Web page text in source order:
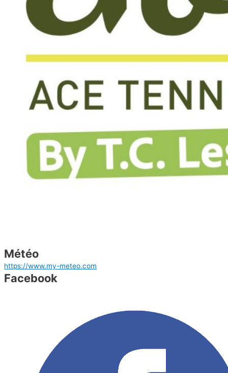
Météo
https://www.my-meteo.com
Facebook